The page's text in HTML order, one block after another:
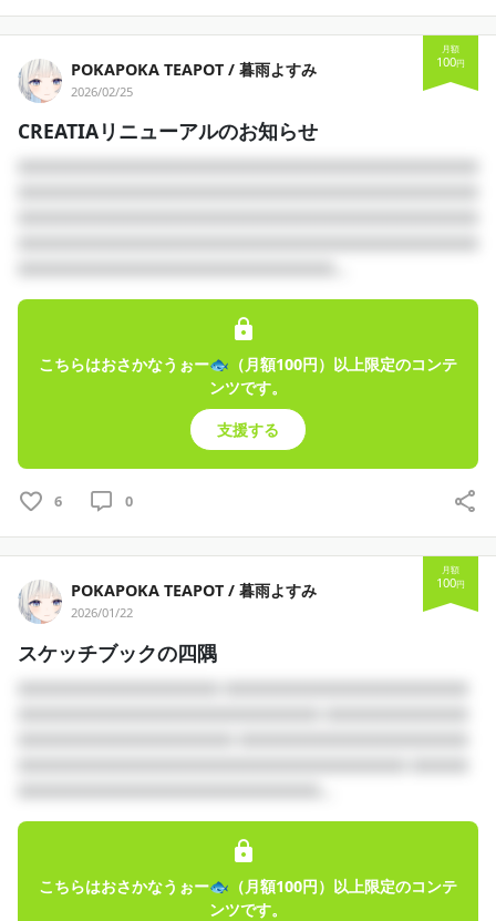
POKAPOKA TEAPOT / 暮雨よすみ
2026/02/25
月額
100円
CREATIAリニューアルのお知らせ
こちらはおさかなうぉー🐟（月額100円）以上限定のコンテ
ンツです。
支援する
6 0
POKAPOKA TEAPOT / 暮雨よすみ
2026/01/22
月額
100円
スケッチブックの四隅
こちらはおさかなうぉー🐟（月額100円）以上限定のコンテ
ンツです。